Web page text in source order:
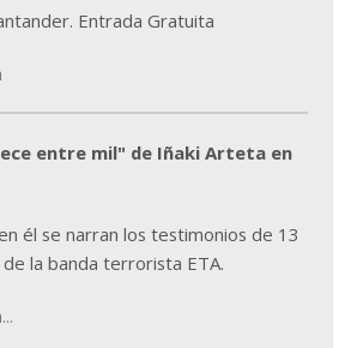
Entrada Gratuita
entre mil" de Iñaki Arteta en
él se narran los testimonios de 13
la banda terrorista ETA.